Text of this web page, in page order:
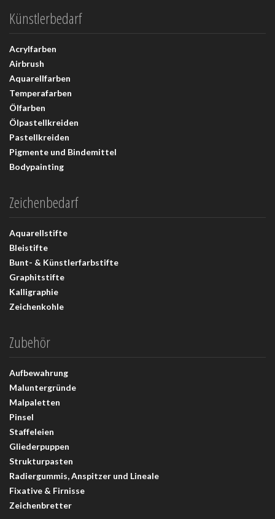
Künstlerbedarf
Acrylfarben
Airbrush
Aquarellfarben
Temperafarben
Ölfarben
Ölpastellkreiden
Pastellkreiden
Pigmente und Bindemittel
Bodypainting
Zeichenbedarf
Aquarellstifte
Bleistifte
Bunt- & Künstlerfarbstifte
Graphitstifte
Kalligraphie
Zeichenkohle
Zubehör
Aufbewahrung
Maluntergründe
Malpaletten
Pinsel
Staffeleien
Gliederpuppen
Strukturpasten
Radiergummis, Anspitzer und Lineale
Fixative & Firnisse
Zeichenbretter